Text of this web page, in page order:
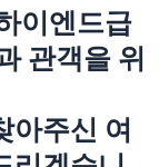
이엔드급
관객을 위
아주신 여